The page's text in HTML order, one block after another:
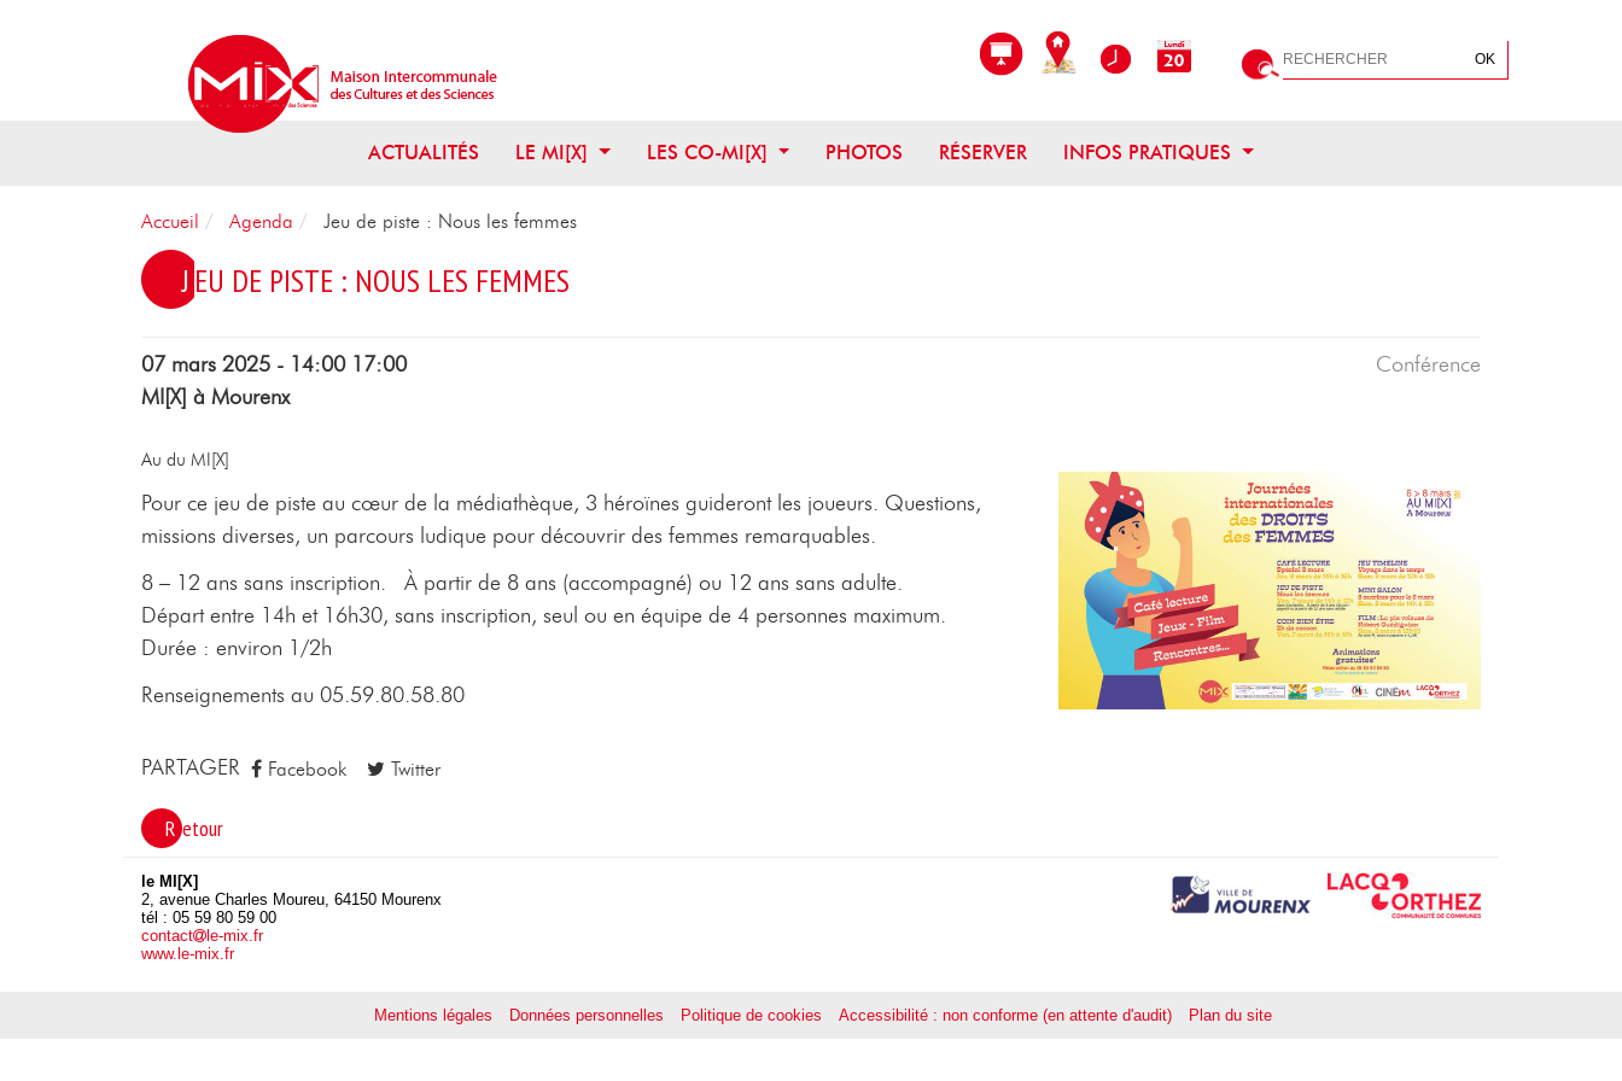
Rechercher
OK
ACTUALITÉS LE MI[X] OUVRIR CE MENU
LES CO-MI[X] OUVRIR CE MENU
PHOTOS RÉSERVER INFOS PRATIQUES OUVRIR CE MENU
Accueil Agenda Jeu de piste : Nous les femmes
JEU DE PISTE : NOUS LES FEMMES
07 mars 2025 - 14:00 17:00
MI[X] à Mourenx
Conférence
Au du MI[X]
Pour ce jeu de piste au cœur de la médiathèque, 3 héroïnes guideront les joueurs. Questions,
missions diverses, un parcours ludique pour découvrir des femmes remarquables.
8 – 12 ans sans inscription. À partir de 8 ans (accompagné) ou 12 ans sans adulte.
Départ entre 14h et 16h30, sans inscription, seul ou en équipe de 4 personnes maximum.
Durée : environ 1/2h
Renseignements au 05.59.80.58.80
PARTAGER Facebook Twitter
Retour
le MI[X]
2, avenue Charles Moureu, 64150 Mourenx
tél : 05 59 80 59 00
contact
le-mix.fr
www.le-mix.fr
Mentions légales Données personnelles Politique de cookies Accessibilité : non conforme (en attente d'audit) Plan du site